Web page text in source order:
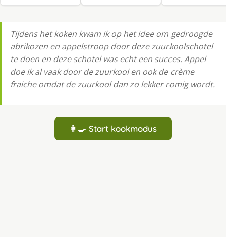
Tijdens het koken kwam ik op het idee om gedroogde
abrikozen en appelstroop door deze zuurkoolschotel
te doen en deze schotel was echt een succes. Appel
doe ik al vaak door de zuurkool en ook de crème
fraiche omdat de zuurkool dan zo lekker romig wordt.
👩‍🍳 Start kookmodus